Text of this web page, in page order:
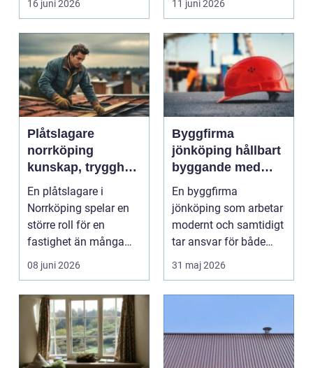
16 juni 2026 11 juni 2026
Plåtslagare
norrköping
kunskap, trygghet
och hållbara
taklösningar
En plåtslagare i
Norrköping spelar en
större roll för en
fastighet än många
tänker på. Rätt
utformad...
08 juni 2026
Byggfirma
jönköping hållbart
byggande med
fokus på trä
En byggfirma
jönköping som arbetar
modernt och samtidigt
tar ansvar för både
människa och miljö
behö...
31 maj 2026